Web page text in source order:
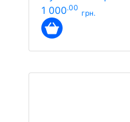
1 000.00
грн.